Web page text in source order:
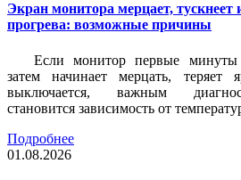
Экран монитора мерцает,
прогрева: возможные причины
Если монитор первые минуты
затем начинает мерцать, теряет
выключается, важным
становится зависимость от
Подробнее
01.08.2026